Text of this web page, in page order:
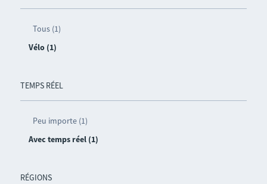
Tous (1)
Vélo (1)
TEMPS RÉEL
Peu importe (1)
Avec temps réel (1)
RÉGIONS